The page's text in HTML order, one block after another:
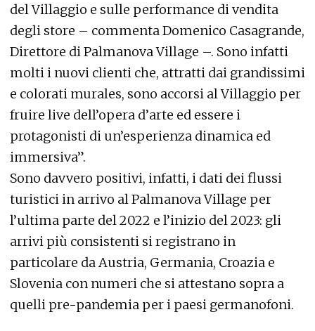
del Villaggio e sulle performance di vendita
degli store – commenta Domenico Casagrande,
Direttore di Palmanova Village –. Sono infatti
molti i nuovi clienti che, attratti dai grandissimi
e colorati murales, sono accorsi al Villaggio per
fruire live dell’opera d’arte ed essere i
protagonisti di un’esperienza dinamica ed
immersiva”.
Sono davvero positivi, infatti, i dati dei flussi
turistici in arrivo al Palmanova Village per
l’ultima parte del 2022 e l’inizio del 2023: gli
arrivi più consistenti si registrano in
particolare da Austria, Germania, Croazia e
Slovenia con numeri che si attestano sopra a
quelli pre-pandemia per i paesi germanofoni.